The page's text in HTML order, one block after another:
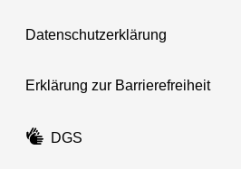
Datenschutzerklärung
Erklärung zur Barrierefreiheit
DGS